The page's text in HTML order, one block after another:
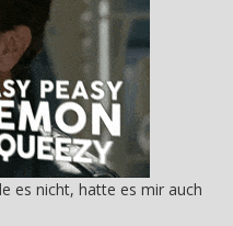
es nicht, hatte es mir auch